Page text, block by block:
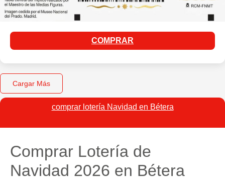
COMPRAR
Cargar Más
comprar lotería Navidad en Bétera
Comprar Lotería de
Navidad 2026 en Bétera